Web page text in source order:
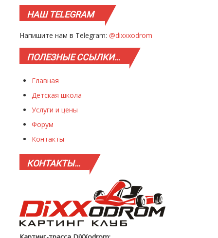
НАШTELEGRAM
Напишите нам в Telegram: @dixxxodrom
ПОЛЕЗНЫЕССЫЛКИ…
Главная
Детская школа
Услуги и цены
Форум
Контакты
КОНТАКТЫ…